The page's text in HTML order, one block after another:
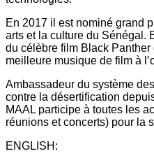
En 2017 il est nominé grand
arts et la culture du Sénégal.
du célèbre film Black
meilleure musique de film à
Ambassadeur du système
contre la désertification
MAAL participe à toutes les
réunions et concerts) pour la
ENGLISH: